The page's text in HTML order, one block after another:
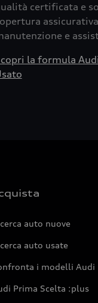
certificata e
e
la formula
auto nuove
auto usate
i modelli Audi
Prima Scelta :plus